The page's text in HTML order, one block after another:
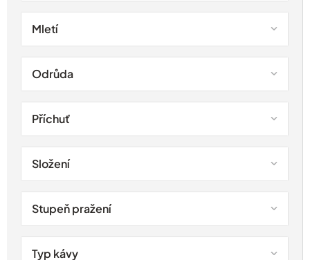
Mletí
Odrůda
Příchuť
Složení
Stupeň pražení
Typ kávy